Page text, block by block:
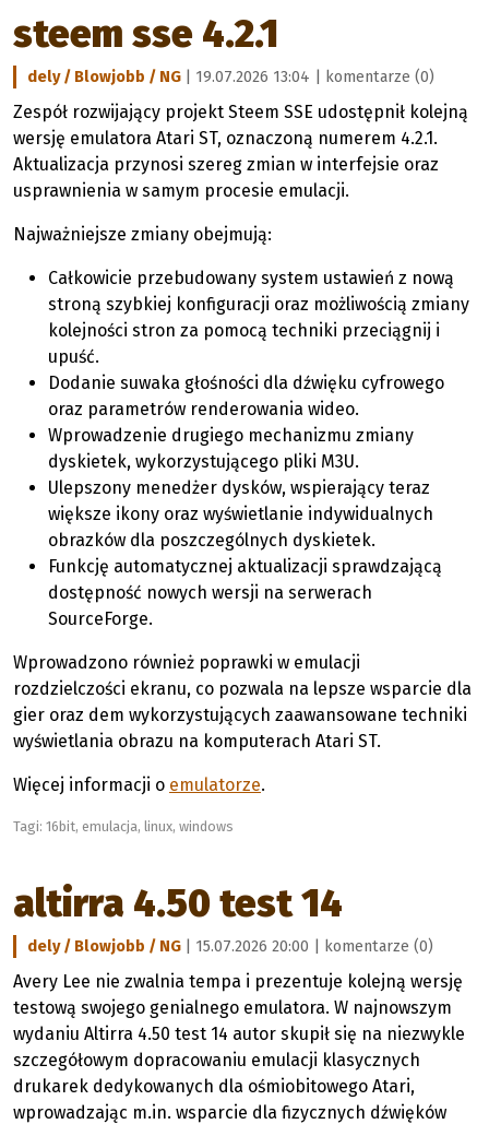
steem sse 4.2.1
dely / Blowjobb / NG | 19.07.2026 13:04 | komentarze (0)
Zespół rozwijający projekt Steem SSE udostępnił kolejną
wersję emulatora Atari ST, oznaczoną numerem 4.2.1.
Aktualizacja przynosi szereg zmian w interfejsie oraz
usprawnienia w samym procesie emulacji.
Najważniejsze zmiany obejmują:
Całkowicie przebudowany system ustawień z nową
stroną szybkiej konfiguracji oraz możliwością zmiany
kolejności stron za pomocą techniki przeciągnij i
upuść.
Dodanie suwaka głośności dla dźwięku cyfrowego
oraz parametrów renderowania wideo.
Wprowadzenie drugiego mechanizmu zmiany
dyskietek, wykorzystującego pliki M3U.
Ulepszony menedżer dysków, wspierający teraz
większe ikony oraz wyświetlanie indywidualnych
obrazków dla poszczególnych dyskietek.
Funkcję automatycznej aktualizacji sprawdzającą
dostępność nowych wersji na serwerach
SourceForge.
Wprowadzono również poprawki w emulacji
rozdzielczości ekranu, co pozwala na lepsze wsparcie dla
gier oraz dem wykorzystujących zaawansowane techniki
wyświetlania obrazu na komputerach Atari ST.
Więcej informacji o emulatorze.
Tagi: 16bit, emulacja, linux, windows
altirra 4.50 test 14
dely / Blowjobb / NG | 15.07.2026 20:00 | komentarze (0)
Avery Lee nie zwalnia tempa i prezentuje kolejną wersję
testową swojego genialnego emulatora. W najnowszym
wydaniu Altirra 4.50 test 14 autor skupił się na niezwykle
szczegółowym dopracowaniu emulacji klasycznych
drukarek dedykowanych dla ośmiobitowego Atari,
wprowadzając m.in. wsparcie dla fizycznych dźwięków